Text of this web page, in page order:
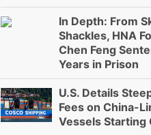
In Depth: From
Shackles, HNA
Chen Feng
Years in Prison
U.S. Details
Fees on China-
Vessels Starting